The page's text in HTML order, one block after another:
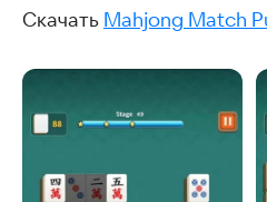
Скачать Mahjong Match